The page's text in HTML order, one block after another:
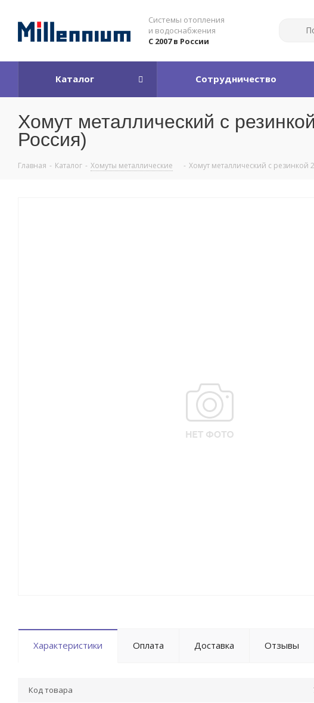
Системы отопления
и водоснабжения
С 2007 в России
Каталог Сотрудничество
Хомут металлический с
Россия)
Главная - Каталог - Хомуты металлические - Хомут металлический с резинкой
Характеристики Оплата Доставка Отзывы
Код товара